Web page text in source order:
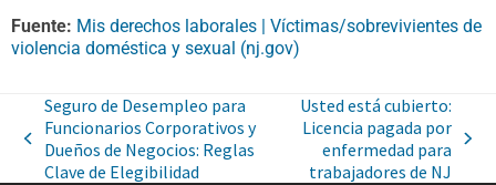
Fuente: Mis derechos laborales | Víctimas/sobrevivientes de
violencia doméstica y sexual (nj.gov)
Seguro de Desempleo para
Funcionarios Corporativos y
Dueños de Negocios: Reglas
Clave de Elegibilidad
Usted está cubierto:
Licencia pagada por
enfermedad para
trabajadores de NJ